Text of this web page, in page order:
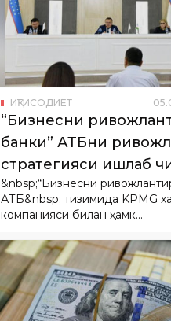
ИҚТИСОДИЁТ 05.
“Бизнесни
банки” АТБни
стратегияси ишлаб
&nbsp;“Бизнесни
АТБ&nbsp; тизимида KPMG
компанияси билан ҳамк...